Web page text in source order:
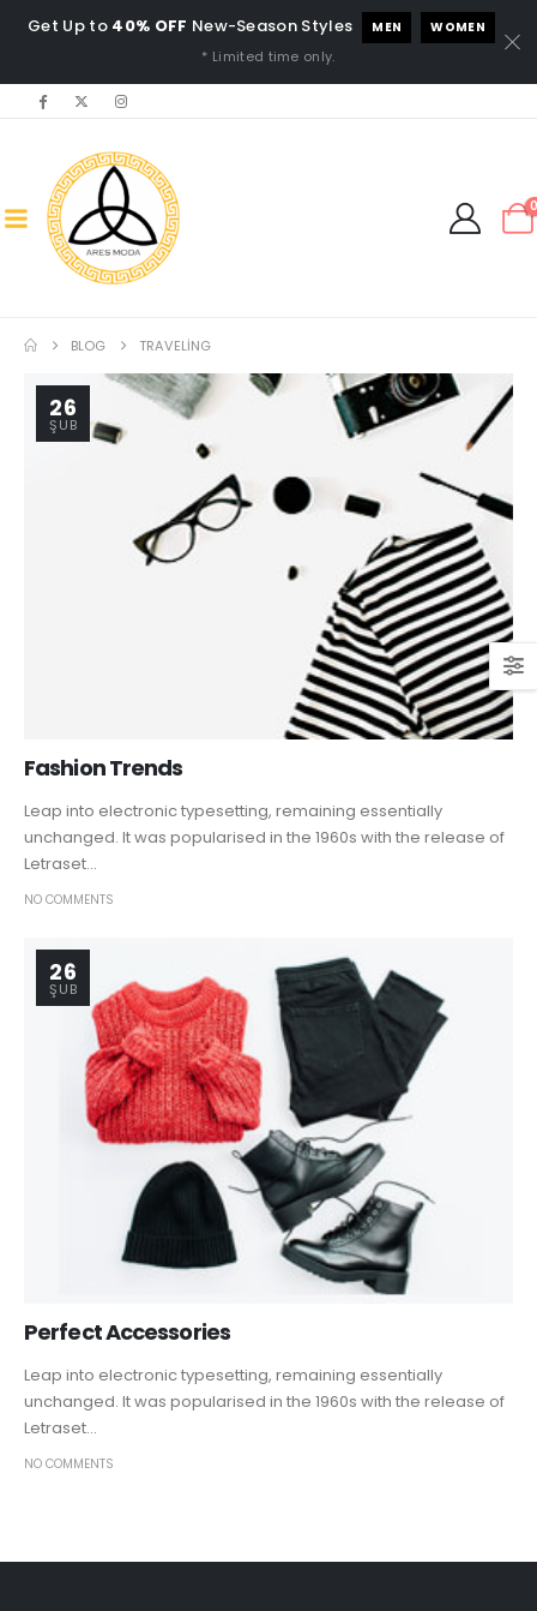
Get Up to 40% OFF New-Season Styles MEN WOMEN
* Limited time only.
BLOG TRAVELING
26
ŞUB
Fashion Trends
Leap into electronic typesetting, remaining essentially
unchanged. It was popularised in the 1960s with the release of
Letraset...
NO COMMENTS
26
ŞUB
Perfect Accessories
Leap into electronic typesetting, remaining essentially
unchanged. It was popularised in the 1960s with the release of
Letraset...
NO COMMENTS